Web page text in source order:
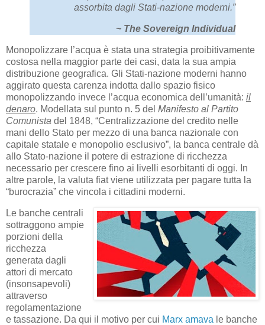
assorbita dagli Stati-nazione moderni.”
~ The Sovereign Individual
Monopolizzare l’acqua è stata una strategia proibitivamente
costosa nella maggior parte dei casi, data la sua ampia
distribuzione geografica. Gli Stati-nazione moderni hanno
aggirato questa carenza indotta dallo spazio fisico
monopolizzando invece l’acqua economica dell’umanità: il
denaro. Modellata sul punto n. 5 del Manifesto al Partito
Comunista del 1848, “Centralizzazione del credito nelle
mani dello Stato per mezzo di una banca nazionale con
capitale statale e monopolio esclusivo”, la banca centrale dà
allo Stato-nazione il potere di estrazione di ricchezza
necessario per crescere fino ai livelli esorbitanti di oggi. In
altre parole, la valuta fiat viene utilizzata per pagare tutta la
“burocrazia” che vincola i cittadini moderni.
Le banche centrali
sottraggono ampie
porzioni della
ricchezza
generata dagli
attori di mercato
(insonsapevoli)
attraverso
regolamentazione
e tassazione. Da qui il motivo per cui Marx amava le banche